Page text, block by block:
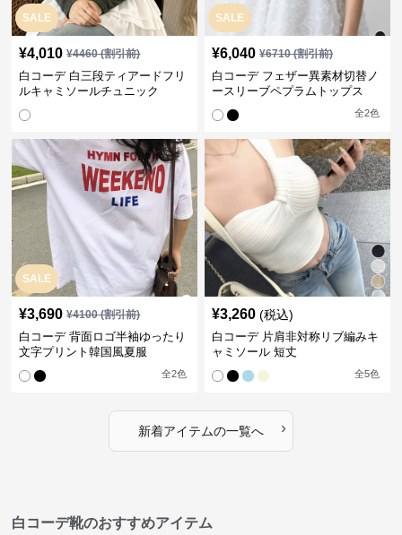
SALE
¥4,010 ¥4460(割引前)
白コーデ 白三段ティアードフリ
ルキャミソールチュニック
SALE
¥6,040 ¥6710(割引前)
白コーデ フェザー異素材切替ノ
ースリーブペプラムトップス
全2色
SALE
¥3,690 ¥4100(割引前)
白コーデ 背面ロゴ半袖ゆったり
文字プリント韓国風夏服
全2色
¥3,260 (税込)
白コーデ 片肩非対称リブ編みキ
ャミソール 短丈
全5色
新着アイテムの一覧へ ›
白コーデ靴のおすすめアイテム